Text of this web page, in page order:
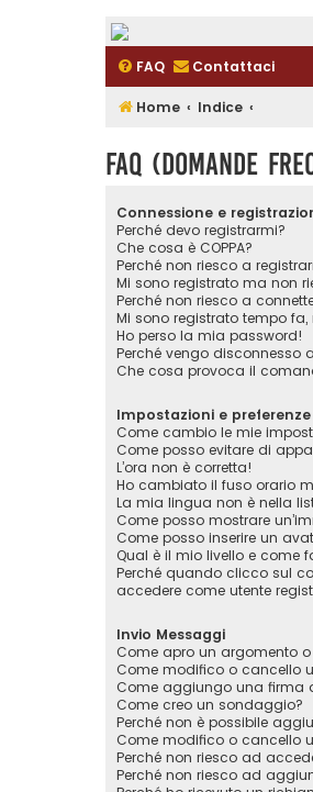
FAQ Contattaci
Home Indice
FAQ (Domande
Connessione e
Perché devo registrarmi?
Che cosa è COPPA?
Perché non riesco a
Mi sono registrato ma non
Perché non riesco a
Mi sono registrato tempo
Ho perso la mia password!
Perché vengo disconnesso
Che cosa provoca il
Impostazioni e
Come cambio le mie
Come posso evitare di
L’ora non è corretta!
Ho cambiato il fuso orario
La mia lingua non è nella
Come posso mostrare
Come posso inserire un
Qual è il mio livello e come
Perché quando clicco sul
accedere come utente
Invio Messaggi
Come apro un argomento
Come modifico o cancello
Come aggiungo una firma
Come creo un sondaggio?
Perché non è possibile
Come modifico o cancello
Perché non riesco ad
Perché non riesco ad